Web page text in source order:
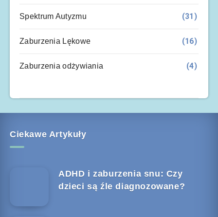
Spektrum Autyzmu (31)
Zaburzenia Lękowe (16)
Zaburzenia odżywiania (4)
Ciekawe Artykuły
ADHD i zaburzenia snu: Czy
dzieci są źle diagnozowane?